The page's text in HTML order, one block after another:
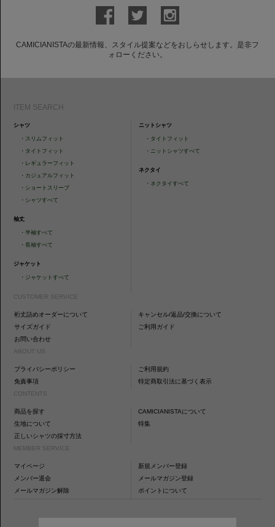
CAMICIANISTAの最新情報、スタイル提案などをおしらせします。是非フ
ォローください。
ITEM SEARCH
シャツ
・ スリムフィット
・ タイトフィット
・ レギュラーフィット
・ カジュアルフィット
・ ショートスリーブ
・ シャツすべて
袖丈
・半袖すべて
・長袖すべて
ジャケット
・ ジャケットすべて
ニットシャツ
・ タイトフィット
・ ニットシャツすべて
ネクタイ
・ ネクタイすべて
CUSTOMER SERVICE
裄丈詰めオーダーについて
キャンセル/返品/交換について
サイズガイド
ご利用ガイド
お問い合わせ
ABOUT US
プライバシーポリシー
ご利用規約
免責事項
特定商取引法に基づく表示
CONTENTS
商品を探す
CAMICIANISTAについて
生地について
特集
正しいシャツの採寸方法
MEMBER SERVICE
マイページ
新規メンバー登録
メンバー退会
メールマガジン登録
メールマガジン解除
ポイントについて